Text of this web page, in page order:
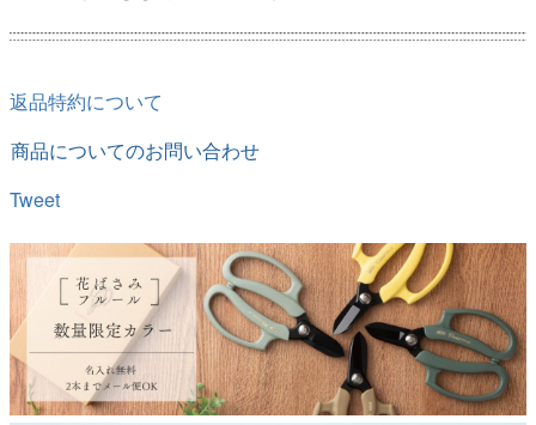
返品特約について
商品についてのお問い合わせ
Tweet